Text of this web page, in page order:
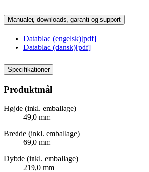
Manualer, downloads, garanti og support
Datablad (engelsk)[pdf]
Datablad (dansk)[pdf]
Specifikationer
Produktmål
Højde (inkl. emballage)
49,0 mm
Bredde (inkl. emballage)
69,0 mm
Dybde (inkl. emballage)
219,0 mm